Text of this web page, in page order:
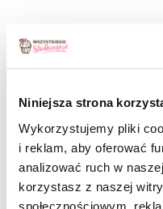
Niniejsza strona
Wykorzystujemy pliki
i reklam, aby oferować
analizować ruch w
korzystasz z naszej
społecznościowym,
ORAZ POWSTAŁY
REKLAMOWEJ Z